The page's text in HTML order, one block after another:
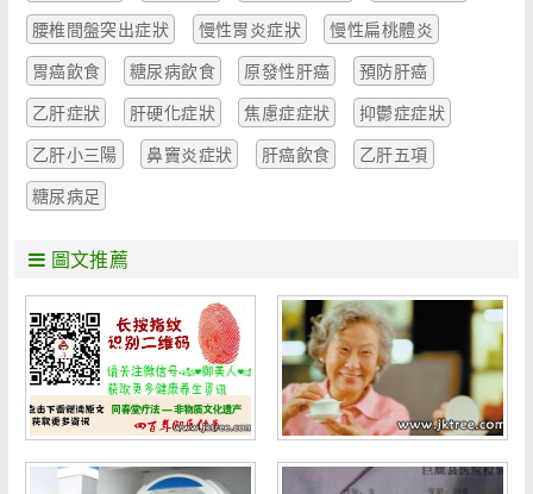
腰椎間盤突出症狀
慢性胃炎症狀
慢性扁桃體炎
胃癌飲食
糖尿病飲食 原發性肝癌
預防肝癌
乙肝症狀
肝硬化症狀 焦慮症症狀
抑鬱症症狀
乙肝小三陽
鼻竇炎症狀 肝癌飲食
乙肝五項
糖尿病足
圖文推薦